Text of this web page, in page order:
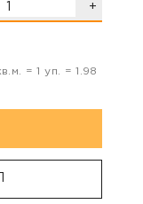
+
=1 уп. =1.98